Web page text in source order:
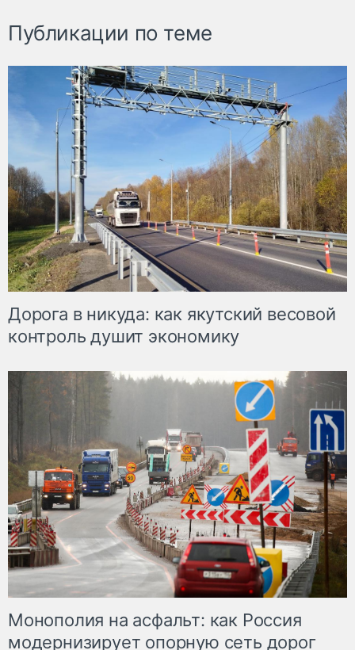
Публикации по теме
Дорога в никуда: как якутский весовой
контроль душит экономику
Монополия на асфальт: как Россия
модернизирует опорную сеть дорог